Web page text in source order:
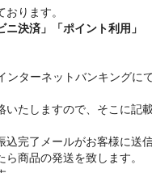
ります。
ニ決済」「ポイント利用」
ンターネットバンキングに
いたしますので、そこに記
込完了メールがお客様に送
商品の発送を致します。